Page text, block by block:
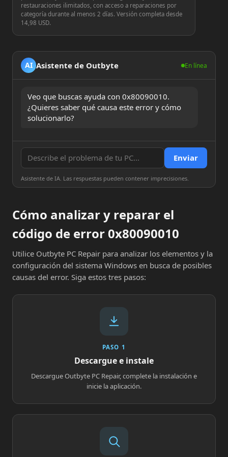
restauraciones ilimitados, con acceso a reparaciones por
categoría durante al menos 2 días. Versión completa desde
14,98 USD.
AI Asistente de Outbyte En línea
Veo que buscas ayuda con 0x80090010.
¿Quieres saber qué causa este error y cómo
solucionarlo?
Enviar
Asistente de IA. Las respuestas pueden contener imprecisiones.
Cómo analizar y reparar el
código de error 0x80090010
Utilice Outbyte PC Repair para analizar los elementos y la
configuración del sistema Windows en busca de posibles
causas del error. Siga estos tres pasos:
PASO 1
Descargue e instale
Descargue Outbyte PC Repair, complete la instalación e
inicie la aplicación.